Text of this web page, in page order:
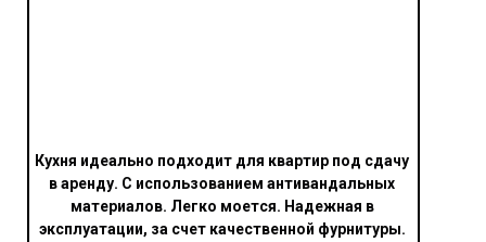
Кухня идеально подходит для квартир под сдачу
в аренду. С использованием антивандальных
материалов. Легко моется. Надежная в
эксплуатации, за счет качественной фурнитуры.